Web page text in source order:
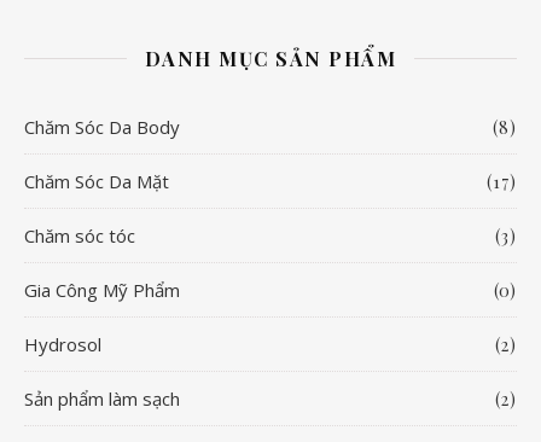
DANH MỤC SẢN PHẨM
Chăm Sóc Da Body (8)
Chăm Sóc Da Mặt (17)
Chăm sóc tóc (3)
Gia Công Mỹ Phẩm (0)
Hydrosol (2)
Sản phẩm làm sạch (2)